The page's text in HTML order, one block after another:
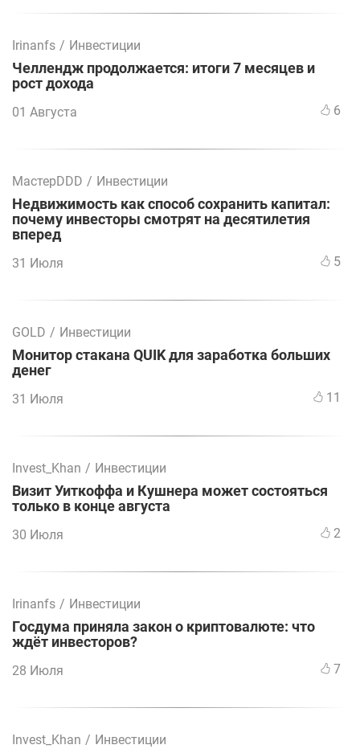
Irinanfs / Инвестиции
Челлендж продолжается: итоги 7 месяцев и
рост дохода
01 Августа 6
МастерDDD / Инвестиции
Недвижимость как способ сохранить капитал:
почему инвесторы смотрят на десятилетия
вперед
31 Июля 5
GOLD / Инвестиции
Монитор стакана QUIK для заработка больших
денег
31 Июля 11
Invest_Khan / Инвестиции
Визит Уиткоффа и Кушнера может состояться
только в конце августа
30 Июля 2
Irinanfs / Инвестиции
Госдума приняла закон о криптовалюте: что
ждёт инвесторов?
28 Июля 7
Invest_Khan / Инвестиции